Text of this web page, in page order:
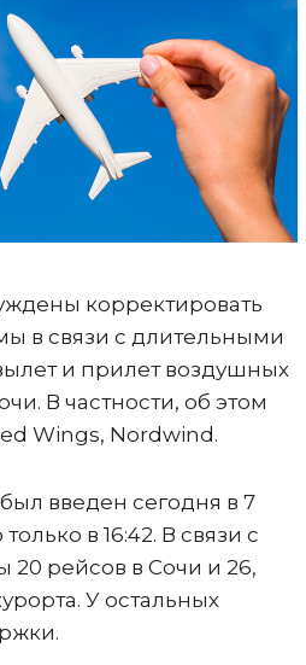
корректировать
в связи с длительными
и прилет воздушных
В частности, об этом
Wings, Nordwind.
введен сегодня в 7
в 16:42. В связи с
рейсов в Сочи и 26,
У остальных